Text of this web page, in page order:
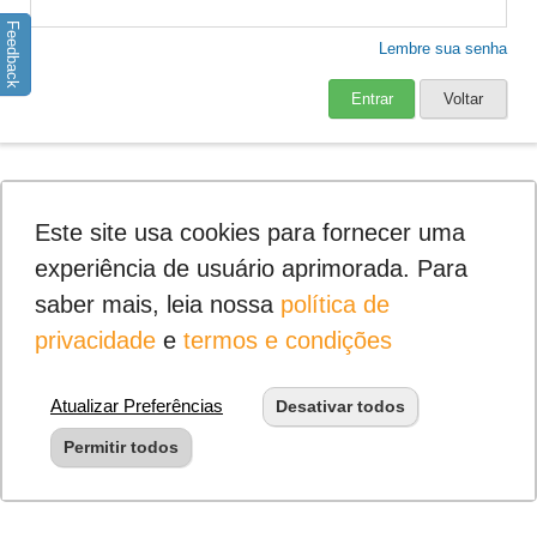
Lembre sua senha
Entrar Voltar
Feedback
Este site usa cookies para fornecer uma
experiência de usuário aprimorada. Para
saber mais, leia nossa política de
privacidadee termos e condições
Atualizar Preferências Desativar todos
Permitir todos